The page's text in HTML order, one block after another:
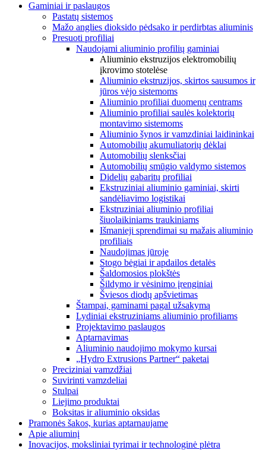
Gaminiai ir paslaugos
Pastatų sistemos
Mažo anglies dioksido pėdsako ir perdirbtas aliuminis
Presuoti profiliai
Naudojami aliuminio profilių gaminiai
Aliuminio ekstruzijos elektromobilių
įkrovimo stotelėse
Aliuminio ekstruzijos, skirtos sausumos ir
jūros vėjo sistemoms
Aliuminio profiliai duomenų centrams
Aliuminio profiliai saulės kolektorių
montavimo sistemoms
Aliuminio šynos ir vamzdiniai laidininkai
Automobilių akumuliatorių dėklai
Automobilių slenksčiai
Automobilių smūgio valdymo sistemos
Didelių gabaritų profiliai
Ekstruziniai aliuminio gaminiai, skirti
sandėliavimo logistikai
Ekstruziniai aliuminio profiliai
šiuolaikiniams traukiniams
Išmanieji sprendimai su mažais aliuminio
profiliais
Naudojimas jūroje
Stogo bėgiai ir apdailos detalės
Šaldomosios plokštės
Šildymo ir vėsinimo įrenginiai
Šviesos diodų apšvietimas
Štampai, gaminami pagal užsakymą
Lydiniai ekstruziniams aliuminio profiliams
Projektavimo paslaugos
Aptarnavimas
Aliuminio naudojimo mokymo kursai
„Hydro Extrusions Partner“ paketai
Preciziniai vamzdžiai
Suvirinti vamzdeliai
Stulpai
Liejimo produktai
Boksitas ir aliuminio oksidas
Pramonės šakos, kurias aptarnaujame
Apie aliuminį
Inovacijos, moksliniai tyrimai ir technologinė plėtra